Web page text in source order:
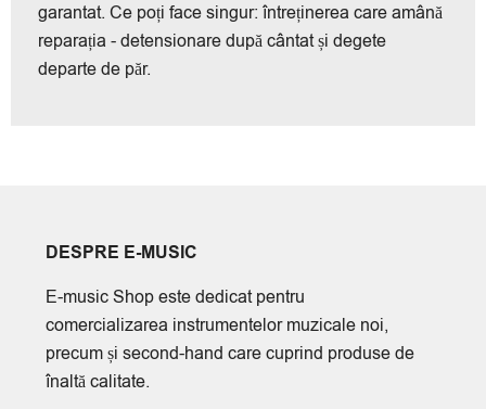
garantat. Ce poți face singur: întreținerea care amână
reparația - detensionare după cântat și degete
departe de păr.
DESPRE E-MUSIC
E-music Shop este dedicat pentru
comercializarea instrumentelor muzicale noi,
precum și second-hand care cuprind produse de
înaltă calitate.